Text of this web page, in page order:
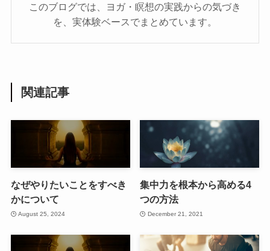
このブログでは、ヨガ・瞑想の実践からの気づき
を、実体験ベースでまとめています。
関連記事
なぜやりたいことをすべき
かについて
August 25, 2024
集中力を根本から高める4
つの方法
December 21, 2021